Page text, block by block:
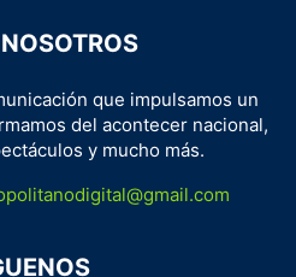
que impulsamos un
del acontecer nacional,
y mucho más.